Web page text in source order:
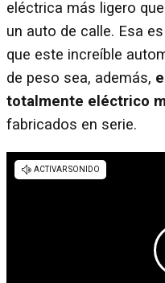
eléctrica más ligero
un auto de calle. Esa
que este increíble
de peso sea, además,
totalmente eléctrico
fabricados en serie.